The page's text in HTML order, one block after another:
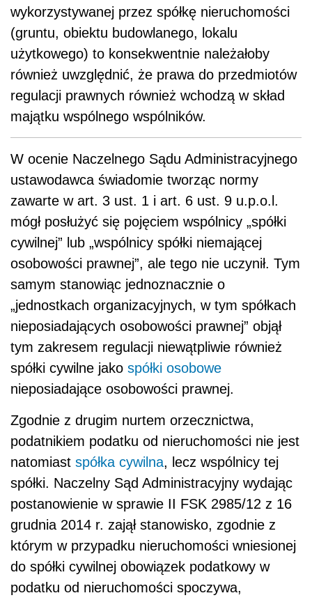
wykorzystywanej przez spółkę nieruchomości
(gruntu, obiektu budowlanego, lokalu
użytkowego) to konsekwentnie należałoby
również uwzględnić, że prawa do przedmiotów
regulacji prawnych również wchodzą w skład
majątku wspólnego wspólników.
W ocenie Naczelnego Sądu Administracyjnego
ustawodawca świadomie tworząc normy
zawarte w art. 3 ust. 1 i art. 6 ust. 9 u.p.o.l.
mógł posłużyć się pojęciem wspólnicy „spółki
cywilnej” lub „wspólnicy spółki niemającej
osobowości prawnej”, ale tego nie uczynił. Tym
samym stanowiąc jednoznacznie o
„jednostkach organizacyjnych, w tym spółkach
nieposiadających osobowości prawnej” objął
tym zakresem regulacji niewątpliwie również
spółki cywilne jako spółki osobowe
nieposiadające osobowości prawnej.
Zgodnie z drugim nurtem orzecznictwa,
podatnikiem podatku od nieruchomości nie jest
natomiast spółka cywilna, lecz wspólnicy tej
spółki. Naczelny Sąd Administracyjny wydając
postanowienie w sprawie II FSK 2985/12 z 16
grudnia 2014 r. zajął stanowisko, zgodnie z
którym w przypadku nieruchomości wniesionej
do spółki cywilnej obowiązek podatkowy w
podatku od nieruchomości spoczywa,